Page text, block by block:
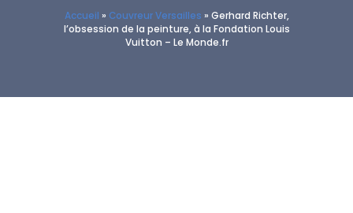
Accueil » Couvreur Versailles » Gerhard Richter,
l’obsession de la peinture, à la Fondation Louis
Vuitton – Le Monde.fr